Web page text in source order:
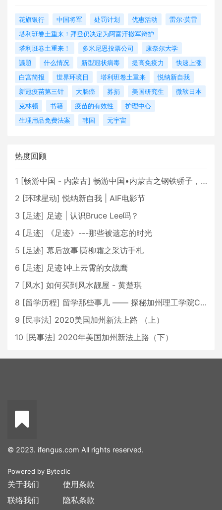
花旗银行 中国将军 处罚计划 优惠活动
雷尔·莫雷
塔利班卷土重来！拜登仍决定为阿富汗撤军辩护
塔利班卷土重来！
多米尼恩投票公司
康奈尔大学
議題
什么情况 新型冠状病毒 提高免疫力
快速上涨
白宫简报
世界环境日 塔利班卷土重来
悦纳新自我
新冠疫苗第三针
大肠癌 募捐 美国研究生
微软日本
克林顿
书籍 疫苗的有效性
护理中心
生理用品免费法案
韩国 元宇宙
热度回顾
1 [畅游中国 - 内蒙古] 畅游中国•内蒙古之钢铁骄子，魅力包头
2 [环球星动] 悦纳新自我 | AIF电影节
3 [足迹] 足迹 | 认识Bruce Lee吗？
4 [足迹]
《足迹》---那些被遗忘的时光
5 [足迹] 幕后故事∣黄柳霜之采访手札
6 [足迹] 足迹∣冲上云霄的女战鹰
7 [风水] 如何买到风水靓屋 - 黄楚琪
8 [留学历程] 留学那些事儿 —— 探秘加州理工学院Caltech博士生活 [上集]
9 [民事法] 2020美国加州新法上路 （上）
10 [民事法] 2020年美国加州新法上路（下）
© 2023. ifengus.com All rights reserved.
Powered by Byteclic
关于我们
联络我们
使用条款
隐私条款